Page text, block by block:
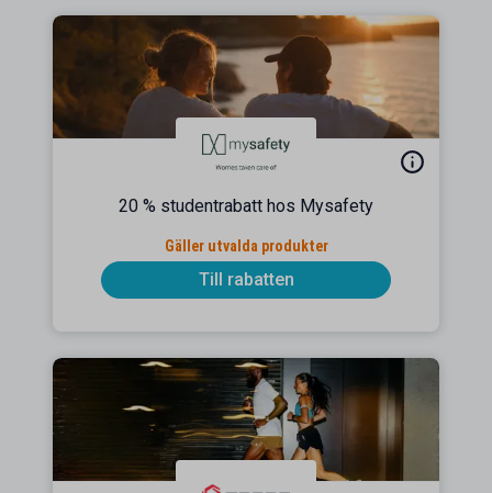
20 % studentrabatt hos Mysafety
Gäller utvalda produkter
Till rabatten